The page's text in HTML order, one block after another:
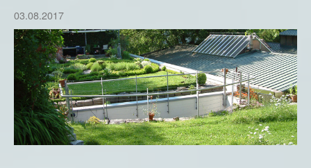
03.08.2017